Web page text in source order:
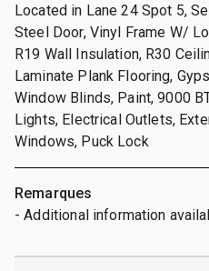
Located in Lane 24 Spot 5,
Steel Door, Vinyl Frame W/
R19 Wall Insulation, R30
Laminate Plank Flooring,
Window Blinds, Paint, 9000
Lights, Electrical Outlets,
Windows, Puck Lock
Remarques
- Additional information